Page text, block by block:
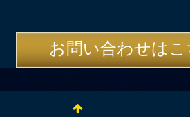
お問い合わせはこ